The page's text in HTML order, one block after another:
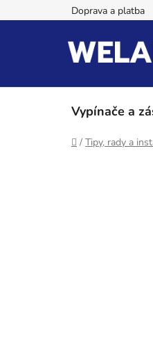
na
Doprava a platba
Vypínače a
Domů
/ Tipy, rady a